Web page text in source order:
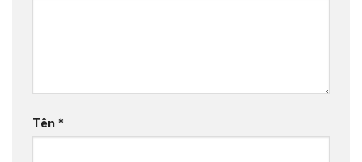
Tên *